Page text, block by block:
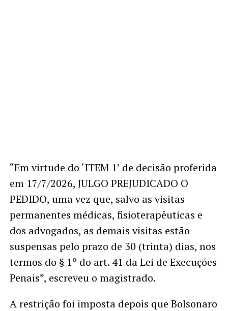
“Em virtude do ‘ITEM 1’ de decisão proferida
em 17/7/2026, JULGO PREJUDICADO O
PEDIDO, uma vez que, salvo as visitas
permanentes médicas, fisioterapêuticas e
dos advogados, as demais visitas estão
suspensas pelo prazo de 30 (trinta) dias, nos
termos do § 1º do art. 41 da Lei de Execuções
Penais”, escreveu o magistrado.
A restrição foi imposta depois que Bolsonaro